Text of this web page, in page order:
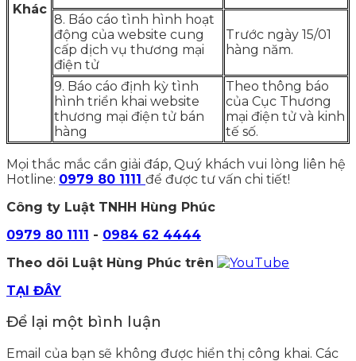
Khác
8. Báo cáo tình hình hoạt
động của website cung
cấp dịch vụ thương mại
điện tử
Trước ngày 15/01
hàng năm.
9. Báo cáo định kỳ tình
hình triển khai website
thương mại điện tử bán
hàng
Theo thông báo
của Cục Thương
mại điện tử và kinh
tế số.
Mọi thắc mắc cần giải đáp, Quý khách vui lòng liên hệ
Hotline: 0979 80 1111 để được tư vấn chi tiết!
Công ty Luật TNHH Hùng Phúc
0979 80 1111 - 0984 62 4444
Theo dõi Luật Hùng Phúc trên
TẠI ĐÂY
Để lại một bình luận
Email của bạn sẽ không được hiển thị công khai. Các